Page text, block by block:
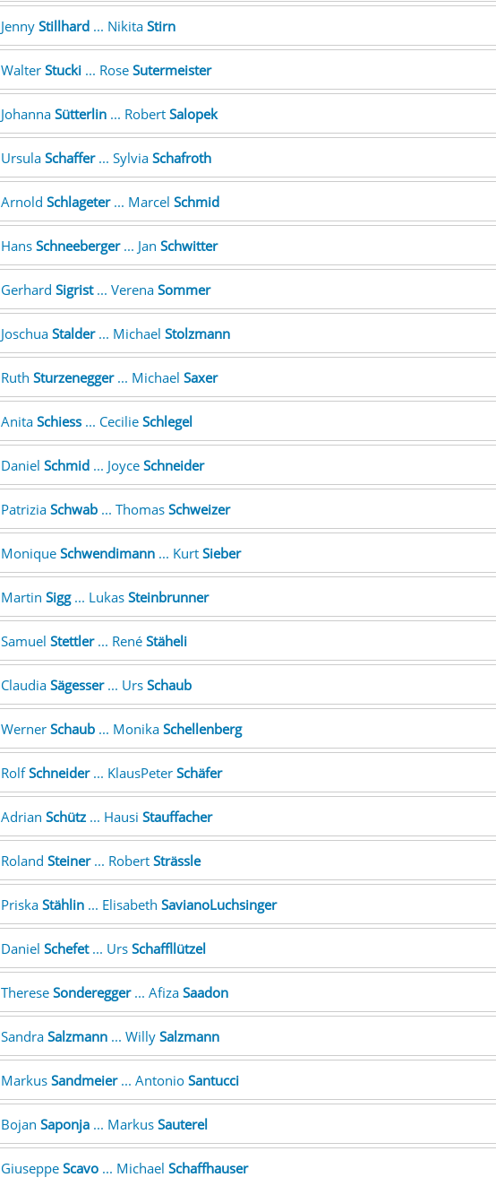
Jenny Stillhard... Nikita Stirn
Walter Stucki... Rose Sutermeister
Johanna Sütterlin... Robert Salopek
Ursula Schaffer... Sylvia Schafroth
Arnold Schlageter... Marcel Schmid
Hans Schneeberger... Jan Schwitter
Gerhard Sigrist... Verena Sommer
Joschua Stalder... Michael Stolzmann
Ruth Sturzenegger... Michael Saxer
Anita Schiess... Cecilie Schlegel
Daniel Schmid... Joyce Schneider
Patrizia Schwab... Thomas Schweizer
Monique Schwendimann... Kurt Sieber
Martin Sigg... Lukas Steinbrunner
Samuel Stettler... René Stäheli
Claudia Sägesser... Urs Schaub
Werner Schaub... Monika Schellenberg
RolfSchneider... KlausPeter Schäfer
Adrian Schütz... Hausi Stauffacher
Roland Steiner... Robert Strässle
Priska Stählin... Elisabeth SavianoLuchsinger
Daniel Schefet... Urs Schaffllützel
Therese Sonderegger... Afiza Saadon
Sandra Salzmann... Willy Salzmann
Markus Sandmeier... Antonio Santucci
Bojan Saponja... Markus Sauterel
Giuseppe Scavo... Michael Schaffhauser